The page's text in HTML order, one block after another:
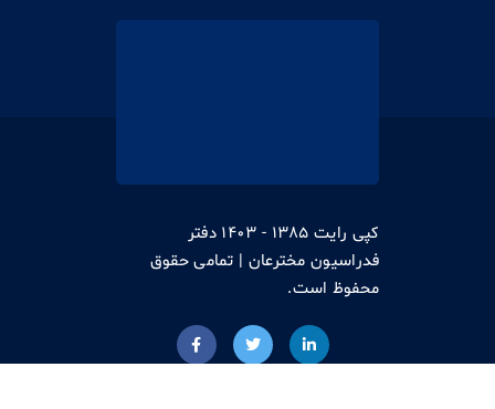
کپی رایت 1385 - 1403 دفتر
فدراسیون مخترعان | تمامی حقوق
محفوظ است.